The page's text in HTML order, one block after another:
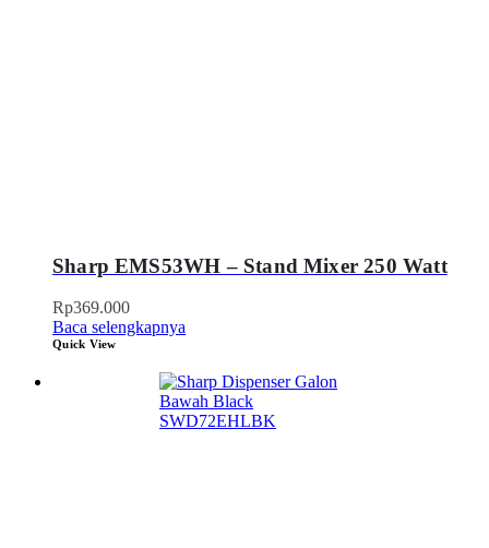
Sharp EMS53WH – Stand Mixer 250 Watt
Rp369.000
Baca selengkapnya
Quick View